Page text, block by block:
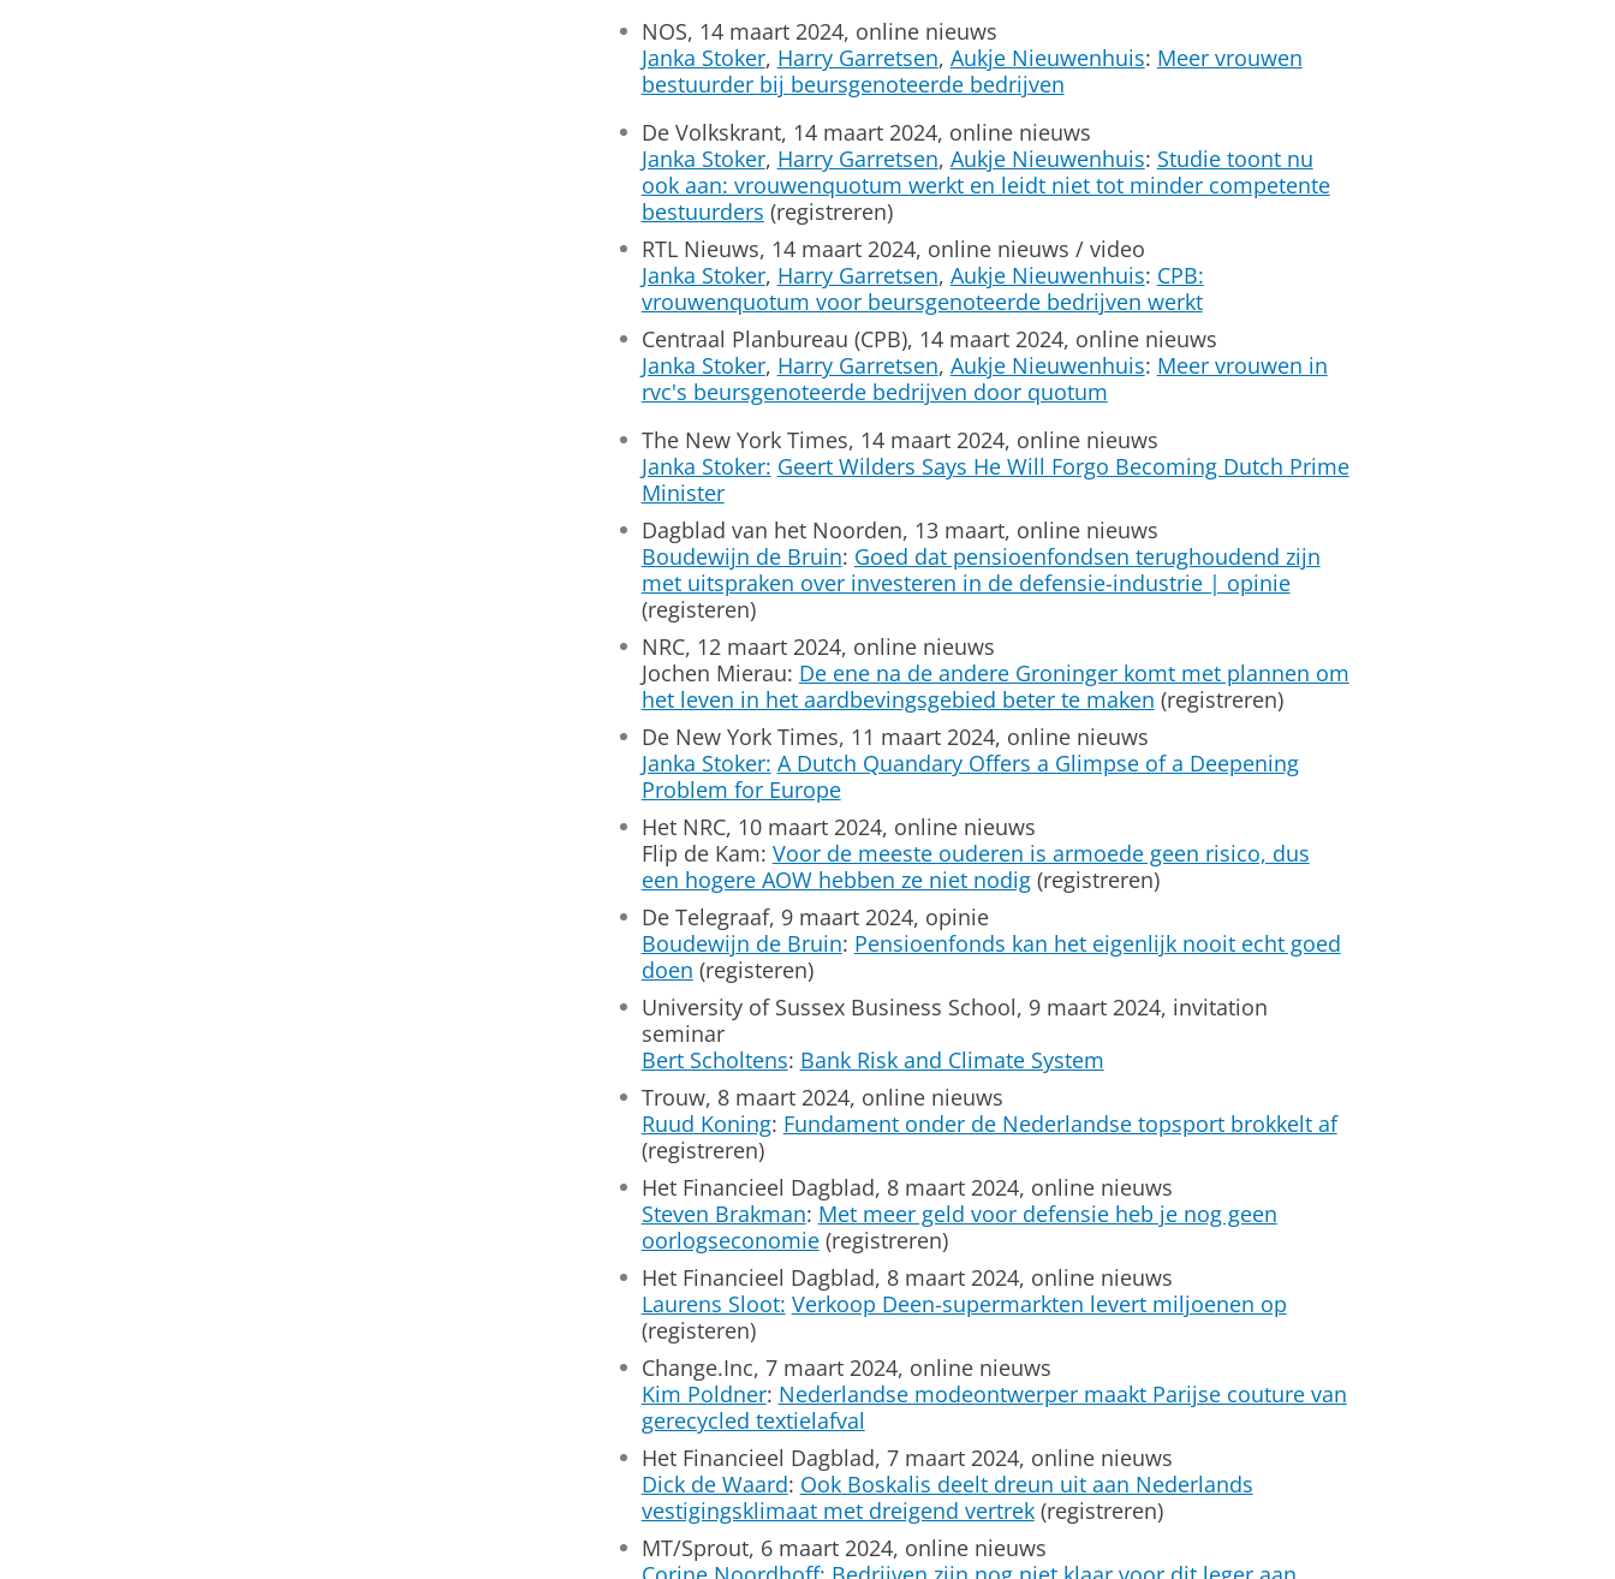
NOS, 14 maart 2024, online nieuws
Janka Stoker, Harry Garretsen, Aukje Nieuwenhuis: Meer vrouwen
bestuurder bij beursgenoteerde bedrijven
De Volkskrant, 14 maart 2024, online nieuws
Janka Stoker, Harry Garretsen, Aukje Nieuwenhuis: Studie toont nu
ook aan: vrouwenquotum werkt en leidt niet tot minder competente
bestuurders (registreren)
RTL Nieuws, 14 maart 2024, online nieuws / video
Janka Stoker, Harry Garretsen, Aukje Nieuwenhuis: CPB:
vrouwenquotum voor beursgenoteerde bedrijven werkt
Centraal Planbureau (CPB), 14 maart 2024, online nieuws
Janka Stoker, Harry Garretsen, Aukje Nieuwenhuis: Meer vrouwen in
rvc's beursgenoteerde bedrijven door quotum
The New York Times, 14 maart 2024, online nieuws
Janka Stoker: Geert Wilders Says He Will Forgo Becoming Dutch Prime
Minister
Dagblad van het Noorden, 13 maart, online nieuws
Boudewijn de Bruin: Goed dat pensioenfondsen terughoudend zijn
met uitspraken over investeren in de defensie-industrie | opinie
(registeren)
NRC, 12 maart 2024, online nieuws
Jochen Mierau: De ene na de andere Groninger komt met plannen om
het leven in het aardbevingsgebied beter te maken (registreren)
De New York Times, 11 maart 2024, online nieuws
Janka Stoker: A Dutch Quandary Offers a Glimpse of a Deepening
Problem for Europe
Het NRC, 10 maart 2024, online nieuws
Flip de Kam: Voor de meeste ouderen is armoede geen risico, dus
een hogere AOW hebben ze niet nodig(registreren)
De Telegraaf, 9 maart 2024, opinie
Boudewijn de Bruin: Pensioenfonds kan het eigenlijk nooit echt goed
doen (registeren)
University of Sussex Business School, 9 maart 2024, invitation
seminar
Bert Scholtens: Bank Risk and Climate System
Trouw, 8 maart 2024, online nieuws
Ruud Koning: Fundament onder de Nederlandse topsport brokkelt af
(registreren)
Het Financieel Dagblad, 8 maart 2024, online nieuws
Steven Brakman: Met meer geld voor defensie heb je nog geen
oorlogseconomie(registreren)
Het Financieel Dagblad, 8 maart 2024, online nieuws
Laurens Sloot: Verkoop Deen-supermarkten levert miljoenen op
(registeren)
Change.Inc, 7 maart 2024, online nieuws
Kim Poldner: Nederlandse modeontwerper maakt Parijse couture van
gerecycled textielafval
Het Financieel Dagblad, 7 maart 2024, online nieuws
Dick de Waard: Ook Boskalis deelt dreun uit aan Nederlands
vestigingsklimaat met dreigend vertrek(registreren)
MT/Sprout, 6 maart 2024, online nieuws